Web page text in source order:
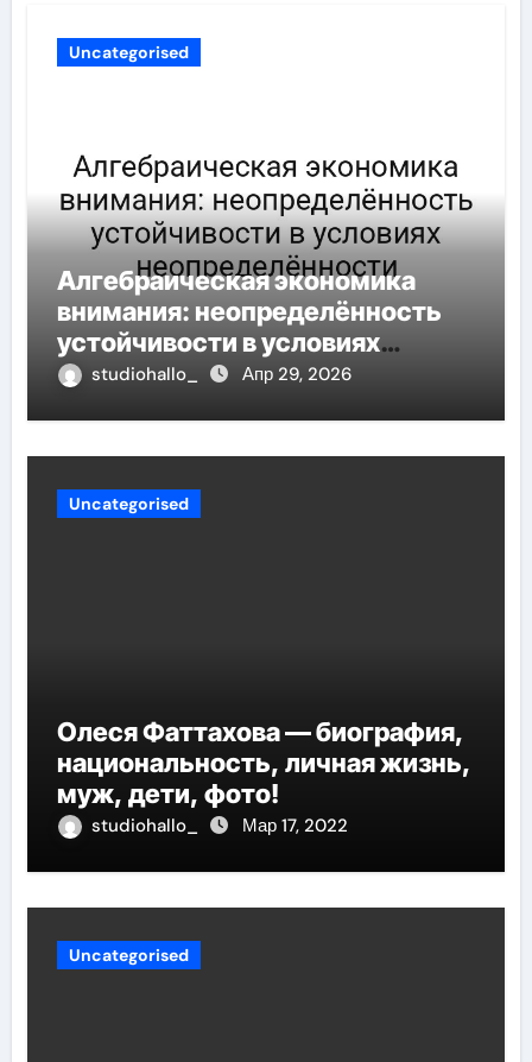
Uncategorised
Алгебраическая экономика
внимания: неопределённость
устойчивости в условиях
неопределённости
studiohallo_ Апр 29, 2026
Uncategorised
Олеся Фаттахова — биография,
национальность, личная жизнь,
муж, дети, фото!
studiohallo_ Мар 17, 2022
Uncategorised